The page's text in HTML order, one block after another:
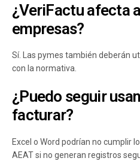
¿VeriFactu afecta
empresas?
Sí. Las pymes también deberán
con la normativa.
¿Puedo seguir
facturar?
Excel o Word podrían no cumplir
AEAT si no generan registros